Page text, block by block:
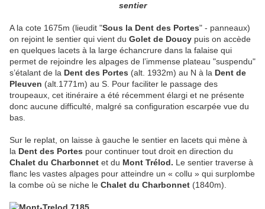
sentier
A la cote 1675m (lieudit "Sous la Dent des Portes" - panneaux)
on rejoint le sentier qui vient du Golet de Doucy puis on accède
en quelques lacets à la large échancrure dans la falaise qui
permet de rejoindre les alpages de l’immense plateau "suspendu"
s’étalant de la Dent des Portes (alt. 1932m) au N à la Dent de
Pleuven (alt.1771m) au S. Pour faciliter le passage des
troupeaux, cet itinéraire a été récemment élargi et ne présente
donc aucune difficulté, malgré sa configuration escarpée vue du
bas.
Sur le replat, on laisse à gauche le sentier en lacets qui mène à
la Dent des Portes pour continuer tout droit en direction du
Chalet du Charbonnet et du Mont Trélod. Le sentier traverse à
flanc les vastes alpages pour atteindre un « collu » qui surplombe
la combe où se niche le Chalet du Charbonnet (1840m).